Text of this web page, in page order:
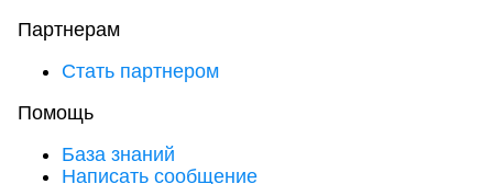
Партнерам
Стать партнером
Помощь
База знаний
Написать сообщение